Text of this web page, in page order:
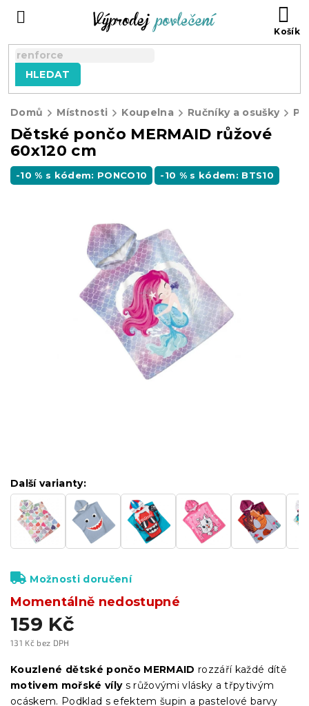
HLEDAT
Domů Místnosti Koupelna Ručníky a osušky
Dětské pončo MERMAID růžové
60x120 cm
-10 % s kódem: PONCO10 -10 % s kódem: BTS10
159 Kč
131 Kč bez DPH
cena:
Momentálně nedostupné
Další varianty:
Možnosti doručení
Kouzlené dětské pončo MERMAID rozzáří každé dítě
motivem mořské vílys růžovými vlásky a třpytivým
ocáskem. Podklad s efektem šupin a pastelové barvy